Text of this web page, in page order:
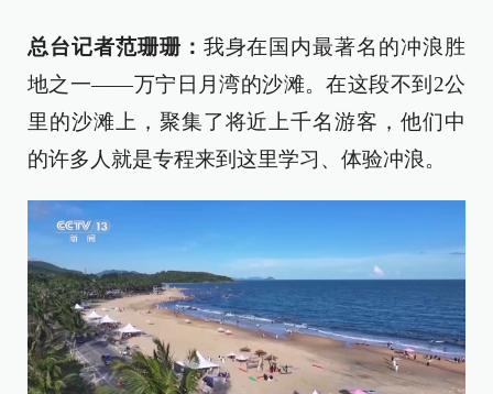
总台记者范珊珊： 我身在国内最著名的冲浪胜
地之一——万宁日月湾的沙滩。在这段不到2公
里的沙滩上，聚集了将近上千名游客，他们中
的许多人就是专程来到这里学习、体验冲浪。